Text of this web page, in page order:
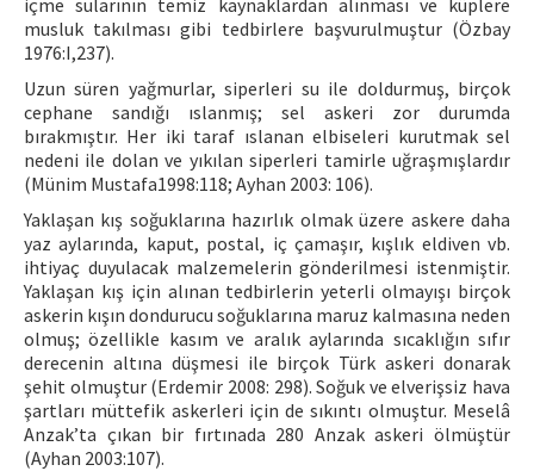
içme sularının temiz kaynaklardan alınması ve küplere
musluk takılması gibi tedbirlere başvurulmuştur (Özbay
1976:I,237).
Uzun süren yağmurlar, siperleri su ile doldurmuş, birçok
cephane sandığı ıslanmış; sel askeri zor durumda
bırakmıştır. Her iki taraf ıslanan elbiseleri kurutmak sel
nedeni ile dolan ve yıkılan siperleri tamirle uğraşmışlardır
(Münim Mustafa1998:118; Ayhan 2003: 106).
Yaklaşan kış soğuklarına hazırlık olmak üzere askere daha
yaz aylarında, kaput, postal, iç çamaşır, kışlık eldiven vb.
ihtiyaç duyulacak malzemelerin gönderilmesi istenmiştir.
Yaklaşan kış için alınan tedbirlerin yeterli olmayışı birçok
askerin kışın dondurucu soğuklarına maruz kalmasına neden
olmuş; özellikle kasım ve aralık aylarında sıcaklığın sıfır
derecenin altına düşmesi ile birçok Türk askeri donarak
şehit olmuştur (Erdemir 2008: 298). Soğuk ve elverişsiz hava
şartları müttefik askerleri için de sıkıntı olmuştur. Meselâ
Anzak’ta çıkan bir fırtınada 280 Anzak askeri ölmüştür
(Ayhan 2003:107).